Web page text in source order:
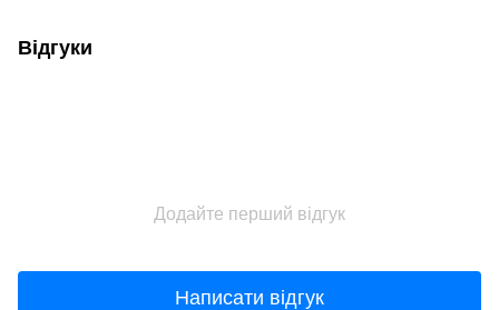
Відгуки
Додайте перший відгук
Написати відгук